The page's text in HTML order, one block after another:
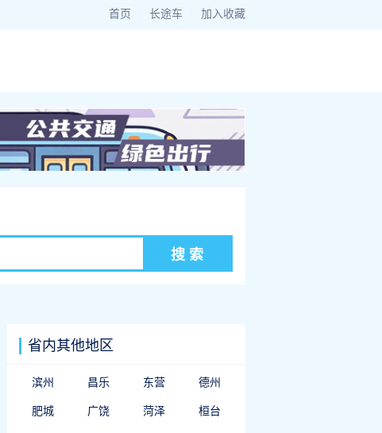
首页 长途车 加入收藏
省内其他地区
滨州 昌乐 东营 德州
肥城 广饶 菏泽 桓台